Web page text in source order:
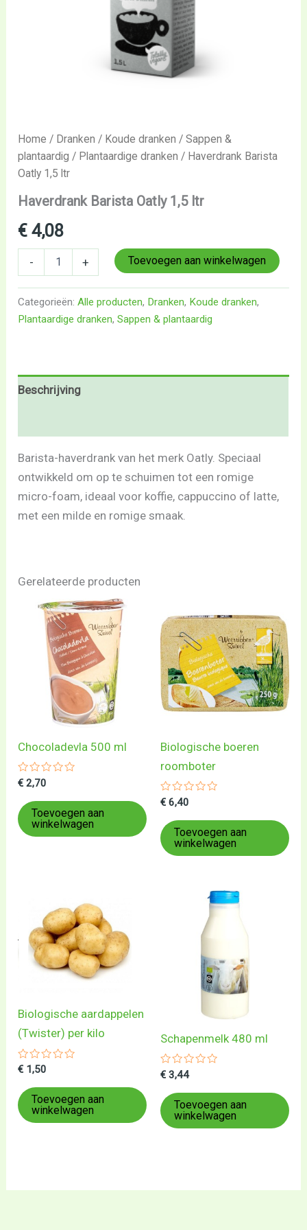
Home / Dranken / Koude dranken /Sappen &
plantaardig / Plantaardige dranken / Haverdrank Barista
Oatly 1,5 ltr
Haverdrank Barista Oatly 1,5 ltr
€ 4,08
- + Toevoegen aan winkelwagen
Categorieën:Alle producten, Dranken, Koude dranken,
Plantaardige dranken,Sappen & plantaardig
Beschrijving
Barista-haverdrank van het merk Oatly. Speciaal
ontwikkeld om op te schuimen tot een romige
micro-foam, ideaal voor koffie, cappuccino of latte,
met een milde en romige smaak.
Gerelateerde producten
Chocoladevla 500 ml
Gewaardeerd
uit
5
€ 2,70
Toevoegen aan
winkelwagen
Biologische boeren
roomboter
Gewaardeerd
uit
5
€ 6,40
Toevoegen aan
winkelwagen
Biologische aardappelen
(Twister) per kilo
Gewaardeerd
uit
5
€ 1,50
Toevoegen aan
winkelwagen
Schapenmelk 480 ml
Gewaardeerd
uit
5
€ 3,44
Toevoegen aan
winkelwagen